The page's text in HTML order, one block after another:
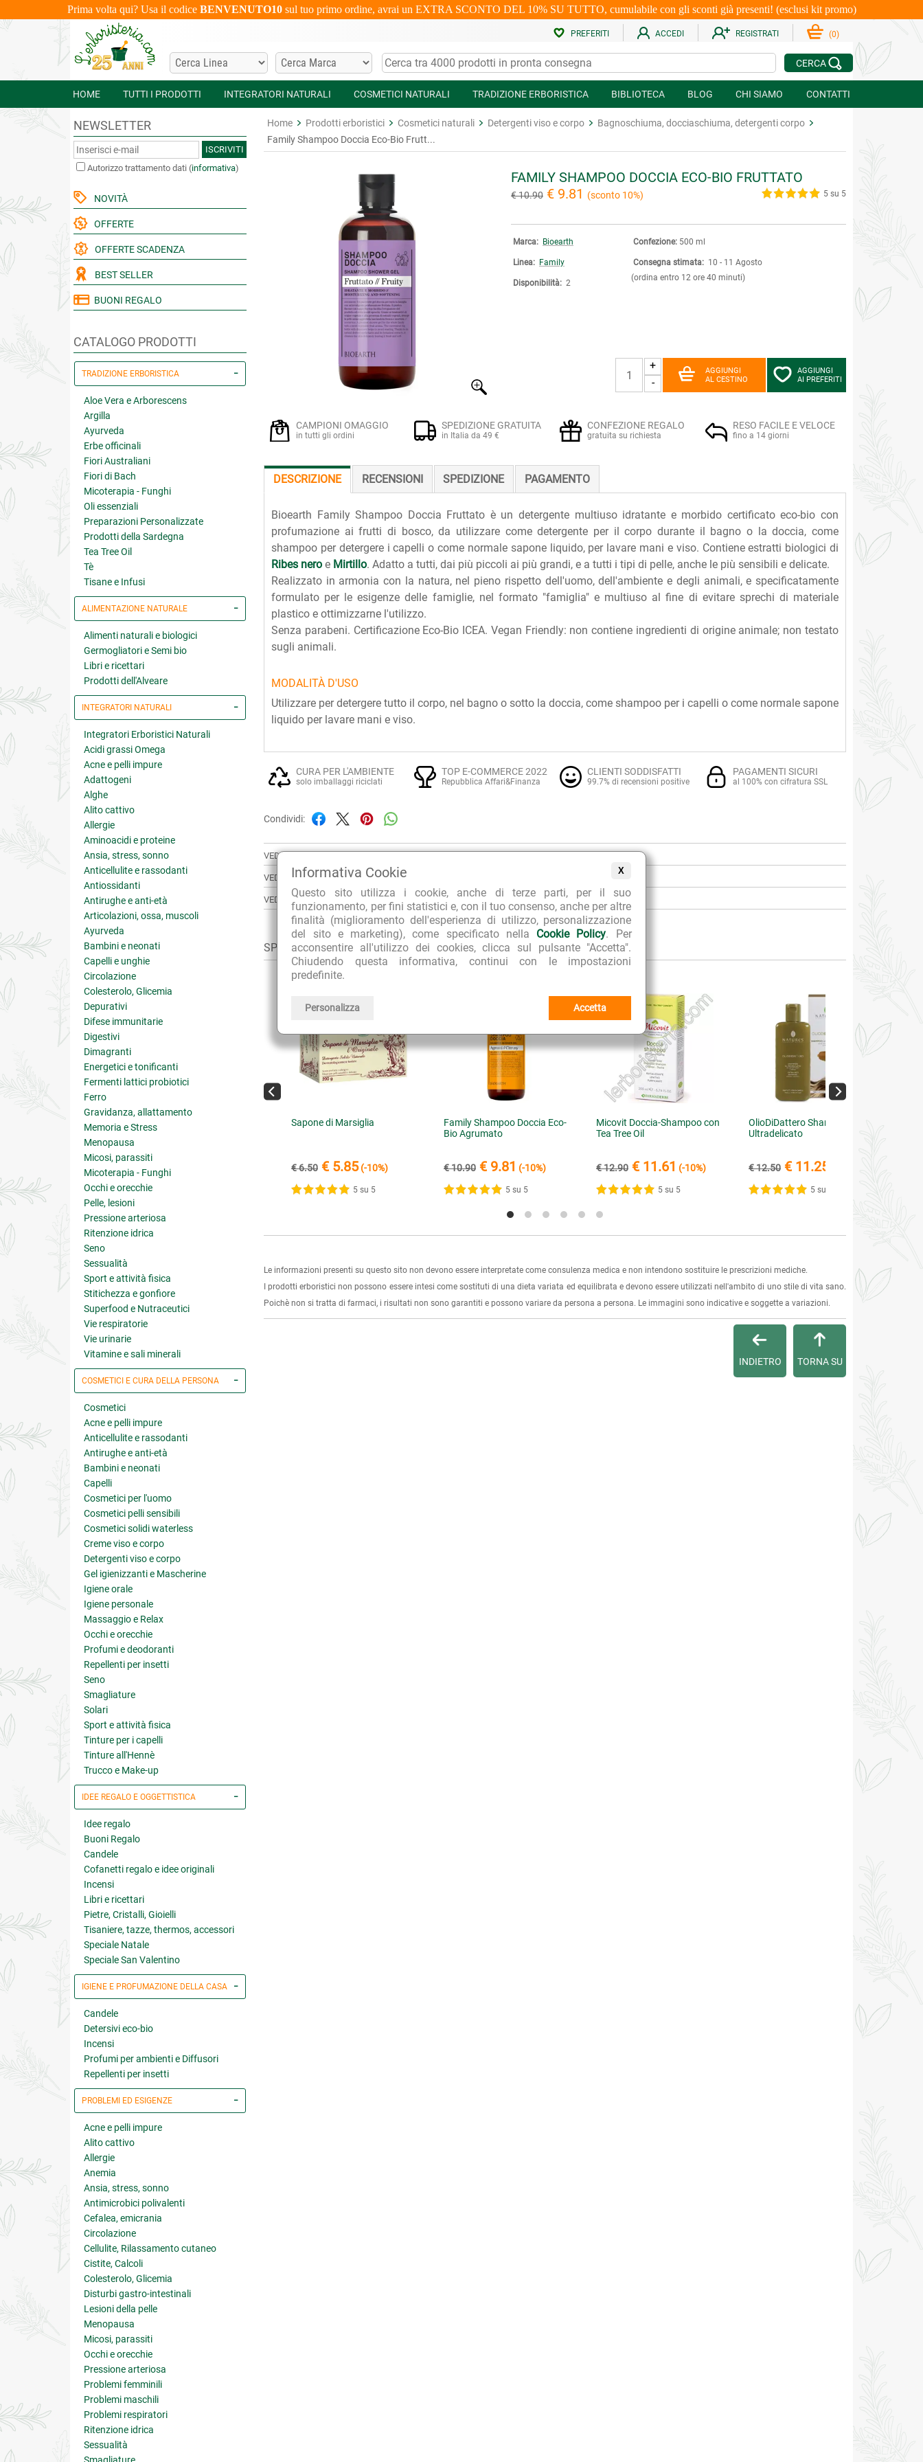
X
Informativa Cookie
Questo sito utilizza i cookie, anche di terze parti, per il suo
funzionamento, per fini statistici e, con il tuo consenso, anche per altre
finalità (miglioramento dell'esperienza di utilizzo, personalizzazione
del sito e marketing), come specificato nella Cookie Policy. Per
acconsentire all'utilizzo dei cookies, clicca sul pulsante "Accetta".
Chiudendo questa informativa, continui con le impostazioni
predefinite.
Personalizza Accetta
Prima volta qui? Usa il codice BENVENUTO10sul tuo primo ordine, avrai un EXTRA SCONTO DEL 10% SU TUTTO, cumulabile con gli sconti già presenti! (esclusi kit promo)
PREFERITI ACCEDI REGISTRATI (0)
CERCA
HOME TUTTI I PRODOTTI INTEGRATORI NATURALI COSMETICI NATURALI TRADIZIONE ERBORISTICA BIBLIOTECA BLOG CHI SIAMO CONTATTI
NEWSLETTER
ISCRIVITI
Autorizzo trattamento dati (informativa)
NOVITÀ
OFFERTE
OFFERTE SCADENZA
BEST SELLER
BUONI REGALO
CATALOGO PRODOTTI
TRADIZIONE ERBORISTICA
Aloe Vera e Arborescens
Argilla
Ayurveda
Erbe officinali
Fiori Australiani
Fiori di Bach
Micoterapia - Funghi
Oli essenziali
Preparazioni Personalizzate
Prodotti della Sardegna
Tea Tree Oil
Tè
Tisane e Infusi
ALIMENTAZIONE NATURALE
Alimenti naturali e biologici
Germogliatori e Semi bio
Libri e ricettari
Prodotti dell'Alveare
INTEGRATORI NATURALI
Integratori Erboristici Naturali
Acidi grassi Omega
Acne e pelli impure
Adattogeni
Alghe
Alito cattivo
Allergie
Aminoacidi e proteine
Ansia, stress, sonno
Anticellulite e rassodanti
Antiossidanti
Antirughe e anti-età
Articolazioni, ossa, muscoli
Ayurveda
Bambini e neonati
Capelli e unghie
Circolazione
Colesterolo, Glicemia
Depurativi
Difese immunitarie
Digestivi
Dimagranti
Energetici e tonificanti
Fermenti lattici probiotici
Ferro
Gravidanza, allattamento
Memoria e Stress
Menopausa
Micosi, parassiti
Micoterapia - Funghi
Occhi e orecchie
Pelle, lesioni
Pressione arteriosa
Ritenzione idrica
Seno
Sessualità
Sport e attività fisica
Stitichezza e gonfiore
Superfood e Nutraceutici
Vie respiratorie
Vie urinarie
Vitamine e sali minerali
COSMETICI E CURA DELLA PERSONA
Cosmetici
Acne e pelli impure
Anticellulite e rassodanti
Antirughe e anti-età
Bambini e neonati
Capelli
Cosmetici per l'uomo
Cosmetici pelli sensibili
Cosmetici solidi waterless
Creme viso e corpo
Detergenti viso e corpo
Gel igienizzanti e Mascherine
Igiene orale
Igiene personale
Massaggio e Relax
Occhi e orecchie
Profumi e deodoranti
Repellenti per insetti
Seno
Smagliature
Solari
Sport e attività fisica
Tinture per i capelli
Tinture all'Hennè
Trucco e Make-up
IDEE REGALO E OGGETTISTICA
Idee regalo
Buoni Regalo
Candele
Cofanetti regalo e idee originali
Incensi
Libri e ricettari
Pietre, Cristalli, Gioielli
Tisaniere, tazze, thermos, accessori
Speciale Natale
Speciale San Valentino
IGIENE E PROFUMAZIONE DELLA CASA
Candele
Detersivi eco-bio
Incensi
Profumi per ambienti e Diffusori
Repellenti per insetti
PROBLEMI ED ESIGENZE
Acne e pelli impure
Alito cattivo
Allergie
Anemia
Ansia, stress, sonno
Antimicrobici polivalenti
Cefalea, emicrania
Circolazione
Cellulite, Rilassamento cutaneo
Cistite, Calcoli
Colesterolo, Glicemia
Disturbi gastro-intestinali
Lesioni della pelle
Menopausa
Micosi, parassiti
Occhi e orecchie
Pressione arteriosa
Problemi femminili
Problemi maschili
Problemi respiratori
Ritenzione idrica
Sessualità
Home Prodotti erboristici Cosmetici naturali Detergenti viso e corpo
Bagnoschiuma, docciaschiuma, detergenti corpo
Family Shampoo Doccia Eco-Bio Frutt...
FAMILY SHAMPOO DOCCIA ECO-BIO FRUTTATO
€ 10.90 € 9.81 (sconto 10%) 5 su 5
Marca: Bioearth
Linea: Family
Disponibilità: 2
Confezione: 500 ml
Consegna stimata: 10 - 11 Agosto
(ordina entro 12 ore 40 minuti)
+
-
AGGIUNGI
AL CESTINO
AGGIUNGI
AI PREFERITI
CAMPIONI OMAGGIO
in tutti gli ordini
SPEDIZIONE GRATUITA
in Italia da 49 €
CONFEZIONE REGALO
gratuita su richiesta
RESO FACILE E VELOCE
fino a 14 giorni
DESCRIZIONE RECENSIONI SPEDIZIONE PAGAMENTO
Bioearth Family Shampoo Doccia Fruttato è un detergente multiuso idratante e morbido certificato eco-bio con
profumazione ai frutti di bosco, da utilizzare come detergente per il corpo durante il bagno o la doccia, come
shampoo per detergere i capelli o come normale sapone liquido, per lavare mani e viso. Contiene estratti biologici di
Ribes nero e Mirtillo. Adatto a tutti, dai più piccoli ai più grandi, e a tutti i tipi di pelle, anche le più sensibili e delicate.
Realizzato in armonia con la natura, nel pieno rispetto dell'uomo, dell'ambiente e degli animali, e specificatamente
formulato per le esigenze delle famiglie, nel formato "famiglia" e multiuso al fine di evitare sprechi di materiale
plastico e ottimizzarne l'utilizzo.
Senza parabeni. Certificazione Eco-Bio ICEA. Vegan Friendly: non contiene ingredienti di origine animale; non testato
sugli animali.
MODALITÀ D'USO
Utilizzare per detergere tutto il corpo, nel bagno o sotto la doccia, come shampoo per i capelli o come normale sapone
liquido per lavare mani e viso.
CURA PER L'AMBIENTE
solo imballaggi riciclati
TOP E-COMMERCE 2022
Repubblica Affari&Finanza
CLIENTI SODDISFATTI
99.7% di recensioni positive
PAGAMENTI SICURI
al 100% con cifratura SSL
Condividi:
VEDI ANCHE: Bagnoschiuma naturali e bio Prodotti naturali per i capelli
VEDI TUTTI I PRODOTTI: Bioearth
VEDI TUTTI I PRODOTTI DELLA LINEA: Family
SPESSO ACQUISTATI INSIEME A "Family Shampoo Doccia Eco-Bio Fruttato"
Sapone di Marsiglia
€ 6.50 € 5.85(-10%)
5 su 5
Family Shampoo Doccia Eco-
Bio Agrumato
€ 10.90 € 9.81 (-10%)
5 su 5
Micovit Doccia-Shampoo con
Tea Tree Oil
€ 12.90 € 11.61 (-10%)
5 su 5
OlioDiDattero Shampoo
Ultradelicato
€ 12.50 € 11.25
5 su 5
Shampoo
(-10%)
Fegato
€ 7.40
Le informazioni presenti su questo sito non devono essere interpretate come consulenza medica e non intendono sostituire le prescrizioni mediche.
I prodotti erboristici non possono essere intesi come sostituti di una dieta variata ed equilibrata e devono essere utilizzati nell'ambito di uno stile di vita sano.
Poichè non si tratta di farmaci, i risultati non sono garantiti e possono variare da persona a persona. Le immagini sono indicative e soggette a variazioni.
TORNA SU
INDIETRO